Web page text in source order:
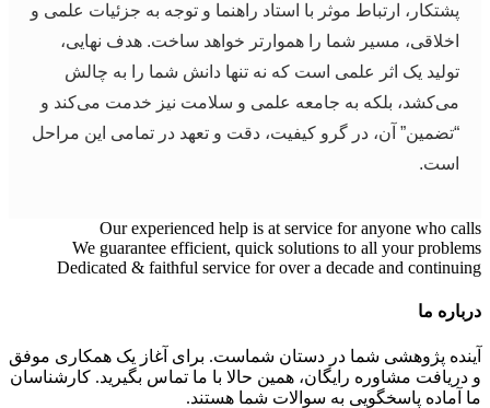
پشتکار، ارتباط موثر با استاد راهنما و توجه به جزئیات علمی و
اخلاقی، مسیر شما را هموارتر خواهد ساخت. هدف نهایی،
تولید یک اثر علمی است که نه تنها دانش شما را به چالش
می‌کشد، بلکه به جامعه علمی و سلامت نیز خدمت می‌کند و
“تضمین” آن، در گرو کیفیت، دقت و تعهد در تمامی این مراحل
است.
Our experienced help is at service for anyone who calls
We guarantee efficient, quick solutions to all your problems
Dedicated & faithful service for over a decade and continuing
درباره ما
آینده پژوهشی شما در دستان شماست. برای آغاز یک همکاری موفق
و دریافت مشاوره رایگان، همین حالا با ما تماس بگیرید. کارشناسان
ما آماده پاسخگویی به سوالات شما هستند.